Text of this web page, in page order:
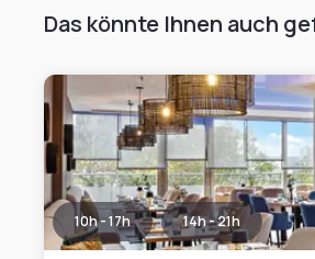
Das könnte Ihnen auch
10h - 17h 14h - 21h